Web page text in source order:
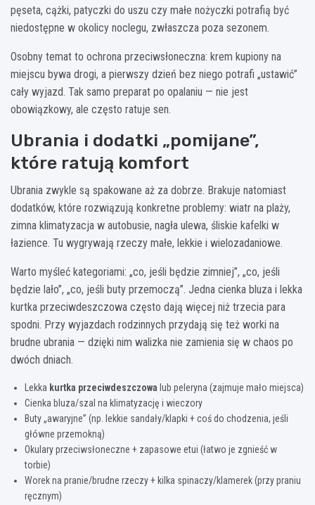
pęseta, cążki, patyczki do uszu czy małe nożyczki potrafią być
niedostępne w okolicy noclegu, zwłaszcza poza sezonem.
Osobny temat to ochrona przeciwsłoneczna: krem kupiony na
miejscu bywa drogi, a pierwszy dzień bez niego potrafi „ustawić”
cały wyjazd. Tak samo preparat po opalaniu — nie jest
obowiązkowy, ale często ratuje sen.
Ubrania i dodatki „pomijane”,
które ratują komfort
Ubrania zwykle są spakowane aż za dobrze. Brakuje natomiast
dodatków, które rozwiązują konkretne problemy: wiatr na plaży,
zimna klimatyzacja w autobusie, nagła ulewa, śliskie kafelki w
łazience. Tu wygrywają rzeczy małe, lekkie i wielozadaniowe.
Warto myśleć kategoriami: „co, jeśli będzie zimniej”, „co, jeśli
będzie lało”, „co, jeśli buty przemoczą”. Jedna cienka bluza i lekka
kurtka przeciwdeszczowa często dają więcej niż trzecia para
spodni. Przy wyjazdach rodzinnych przydają się też worki na
brudne ubrania — dzięki nim walizka nie zamienia się w chaos po
dwóch dniach.
Lekka kurtka przeciwdeszczowa lub peleryna (zajmuje mało miejsca)
Cienka bluza/szal na klimatyzację i wieczory
Buty „awaryjne” (np. lekkie sandały/klapki + coś do chodzenia, jeśli
główne przemokną)
Okulary przeciwsłoneczne + zapasowe etui (łatwo je zgnieść w
torbie)
Worek na pranie/brudne rzeczy + kilka spinaczy/klamerek (przy praniu
ręcznym)